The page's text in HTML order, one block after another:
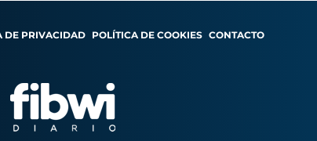
DE PRIVACIDAD POLÍTICA DE COOKIES CONTACTO